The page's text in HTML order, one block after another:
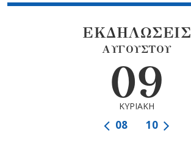
ΕΚΔΗΛΩΣΕΙΣ
ΑΥΓΟΥΣΤΟΥ
09
ΚΥΡΙΑΚΗ
10
08